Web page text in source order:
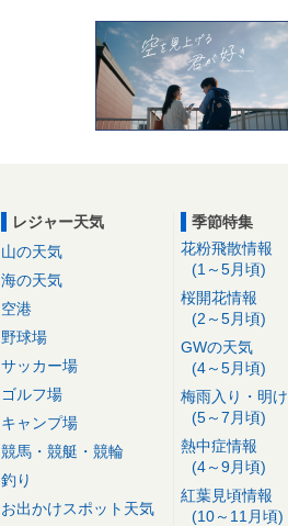
レジャー天気
山の天気
海の天気
空港
野球場
サッカー場
ゴルフ場
キャンプ場
競馬・競艇・競輪
釣り
お出かけスポット天気
季節特集
花粉飛散情報
(1～5月頃)
桜開花情報
(2～5月頃)
GWの天気
(4～5月頃)
梅雨入り・明け
(5～7月頃)
熱中症情報
(4～9月頃)
紅葉見頃情報
(10～11月頃)